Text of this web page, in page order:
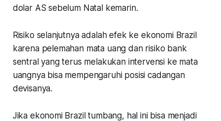
dolar AS sebelum Natal kemarin.
Risiko selanjutnya adalah efek ke ekonomi Brazil
karena pelemahan mata uang dan risiko bank
sentral yang terus melakukan intervensi ke mata
uangnya bisa mempengaruhi posisi cadangan
devisanya.
Jika ekonomi Brazil tumbang, hal ini bisa menjadi